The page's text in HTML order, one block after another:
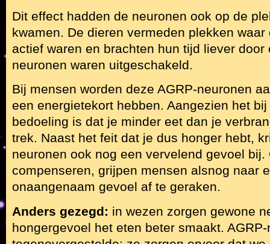
Dit effect hadden de neuronen ook op de
kwamen. De dieren vermeden plekken waar
actief waren en brachten hun tijd liever
neuronen waren uitgeschakeld.
Bij mensen worden deze AGRP-neuronen
een energietekort hebben. Aangezien het
bedoeling is dat je minder eet dan je
trek. Naast het feit dat je dus honger hebt,
neuronen ook nog een vervelend gevoel bij.
compenseren, grijpen mensen alsnog naar
onaangenaam gevoel af te geraken.
Anders gezegd: in wezen zorgen gewone
hongergevoel het eten beter smaakt.